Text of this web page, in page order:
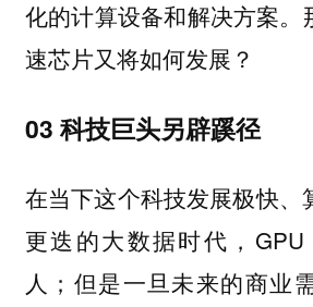
化的计算设备和解决方案。
速芯片又将如何发展？
03 科技巨头另辟蹊径
在当下这个科技发展极快、
更迭的大数据时代，
人；但是一旦未来的商业